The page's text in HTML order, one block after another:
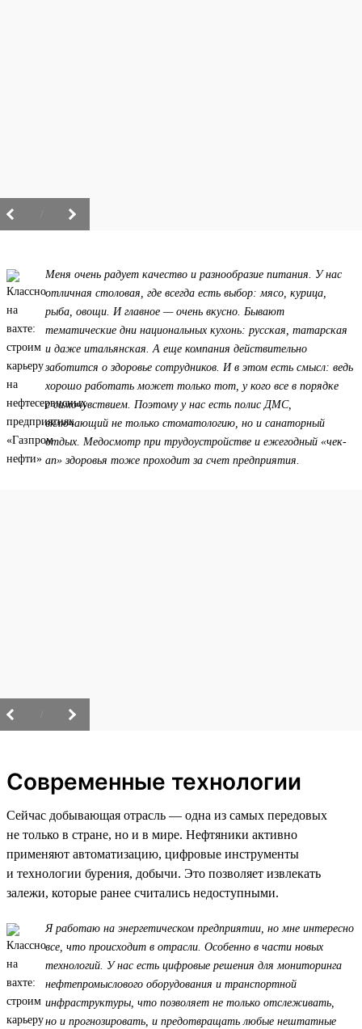
Меня очень радует качество и разнообразие питания. У нас
отличная столовая, где всегда есть выбор: мясо, курица,
рыба, овощи. И главное — очень вкусно. Бывают
тематические дни национальных кухонь: русская, татарская
и даже итальянская. А еще компания действительно
заботится о здоровье сотрудников. И в этом есть смысл: ведь
хорошо работать может только тот, у кого все в порядке
с самочувствием. Поэтому у нас есть полис ДМС,
включающий не только стоматологию, но и санаторный
отдых. Медосмотр при трудоустройстве и ежегодный «чек-
ап» здоровья тоже проходит за счет предприятия.
Современные технологии
Сейчас добывающая отрасль — одна из самых передовых
не только в стране, но и в мире. Нефтяники активно
применяют автоматизацию, цифровые инструменты
и технологии бурения, добычи. Это позволяет извлекать
залежи, которые ранее считались недоступными.
Я работаю на энергетическом предприятии, но мне интересно
все, что происходит в отрасли. Особенно в части новых
технологий. У нас есть цифровые решения для мониторинга
нефтепромыслового оборудования и транспортной
инфраструктуры, что позволяет не только отслеживать,
но и прогнозировать, и предотвращать любые нештатные